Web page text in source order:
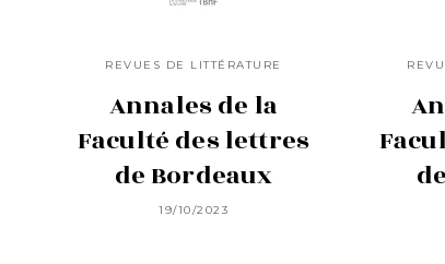
REVUES DE LITTÉRATURE
Annales de la
Faculté des lettres
de Bordeaux
19/10/2023